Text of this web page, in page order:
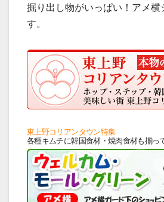
掘り出し物がいっぱい！アメ横
す。
東上野コリアンタウン特集
各種キムチに韓国食材・焼肉食材も揃っ